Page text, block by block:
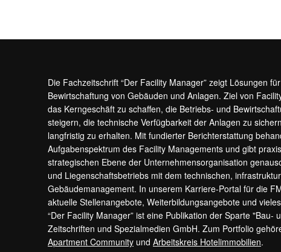
Die Fachzeitschrift “Der Facility Manager” zeigt Lösungen
Bewirtschaftung von Gebäuden und Anlagen. Ziel von
das Kerngeschäft zu schaffen, die Betriebs- und
steigern, die technische Verfügbarkeit der Anlagen zu
langfristig zu erhalten. Mit fundierter Berichterstattung
Aufgabenspektrum des Facility Managements und gibt
strategischen Ebene der Unternehmensorganisation
und Liegenschaftsbetriebs mit dem technischen,
Gebäudemanagement. In unserem Karriere-Portal für die
aktuelle Stellenangebote, Weiterbildungsangebote und
“Der Facility Manager” ist eine Publikation der Sparte "Bau-
Zeitschriften und Spezialmedien GmbH. Zum Portfolio
Apartment Community und Arbeitskreis Hotelimmobilien.